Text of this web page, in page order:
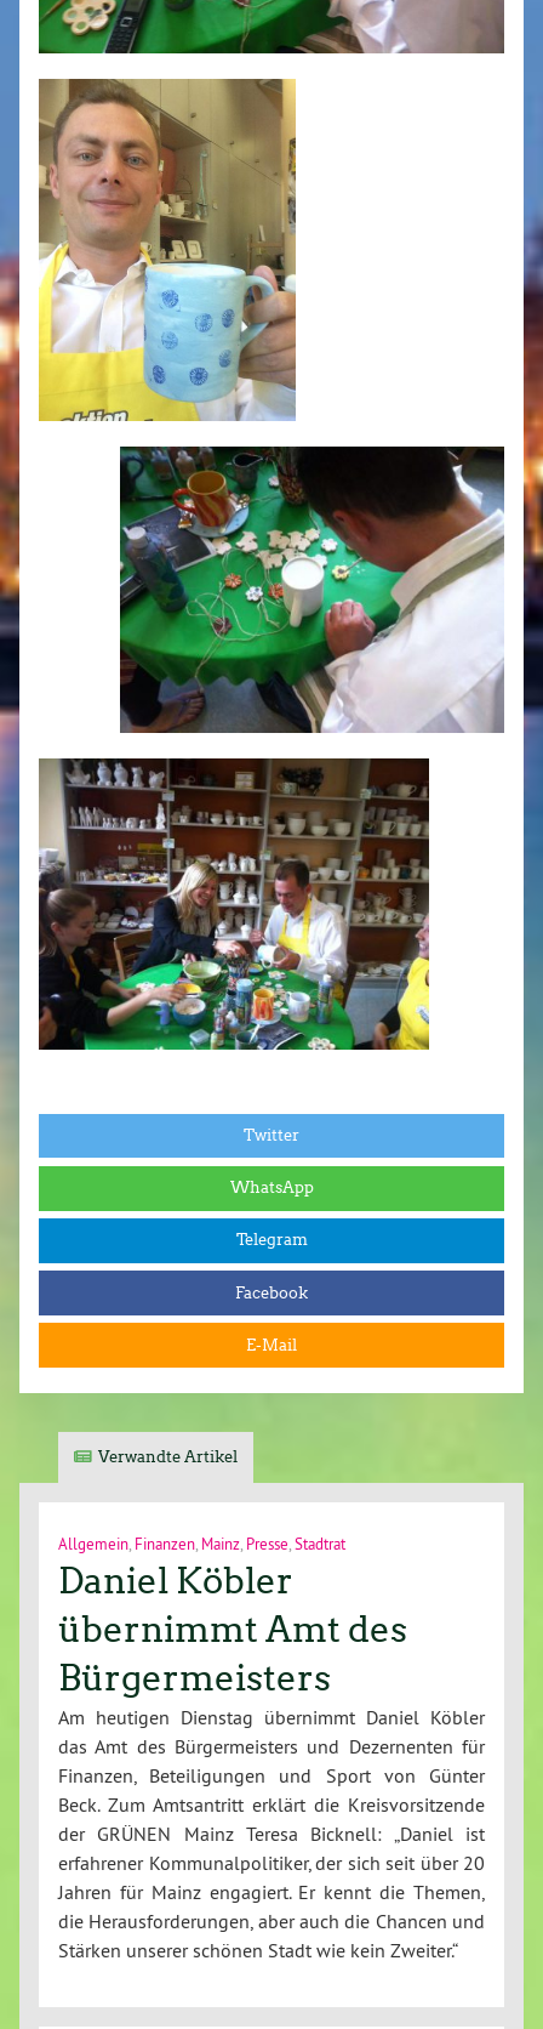
Twitter
WhatsApp
Telegram
Facebook
E-Mail
Verwandte Artikel
Allgemein Finanzen Mainz Presse Stadtrat
Daniel Köbler
übernimmt Amt des
Bürgermeisters
Am heutigen Dienstag übernimmt Daniel Köbler
das Amt des Bürgermeisters und Dezernenten für
Finanzen, Beteiligungen und Sport von Günter
Beck. Zum Amtsantritt erklärt die Kreisvorsitzende
der GRÜNEN Mainz Teresa Bicknell: „Daniel ist
erfahrener Kommunalpolitiker, der sich seit über 20
Jahren für Mainz engagiert. Er kennt die Themen,
die Herausforderungen, aber auch die Chancen und
Stärken unserer schönen Stadt wie kein Zweiter.“